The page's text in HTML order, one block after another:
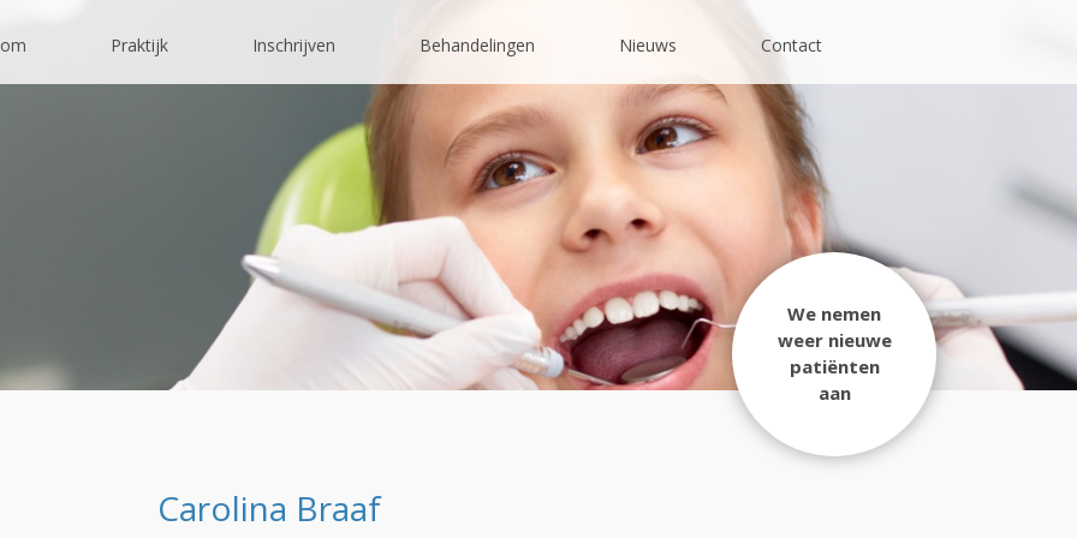
Praktijk Inschrijven Behandelingen Nieuws Contact
We nemen
weer nieuwe
patiënten
aan
Carolina Braaf